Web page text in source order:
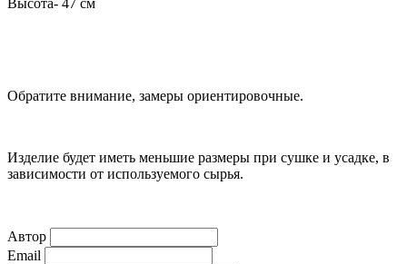
Обратите внимание, замеры ориентировочные.
Изделие будет иметь меньшие размеры при сушке и усадке, в
зависимости от используемого сырья.
Автор
Email